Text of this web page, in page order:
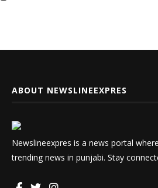
ABOUT NEWSLINEEXPRES
Newslineexpres is a news portal
trending news in punjabi. Stay